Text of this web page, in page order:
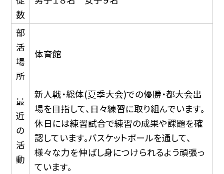
数
部
活
場
所
体育館
最
近
の
活
動
新人戦・総体(夏季大会)での優勝・都大会出
場を目指して、日々練習に取り組んでいます。
休日には練習試合で練習の成果や課題を確
認しています。バスケットボールを通して、
様々な力を伸ばし身につけられるよう頑張っ
ています。